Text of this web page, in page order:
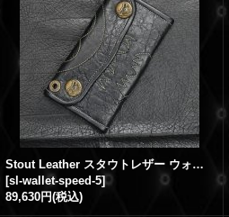
Stout Leather スタウトレザー ウォレット 5
[sl-wallet-speed-5]
89,630円(税込)